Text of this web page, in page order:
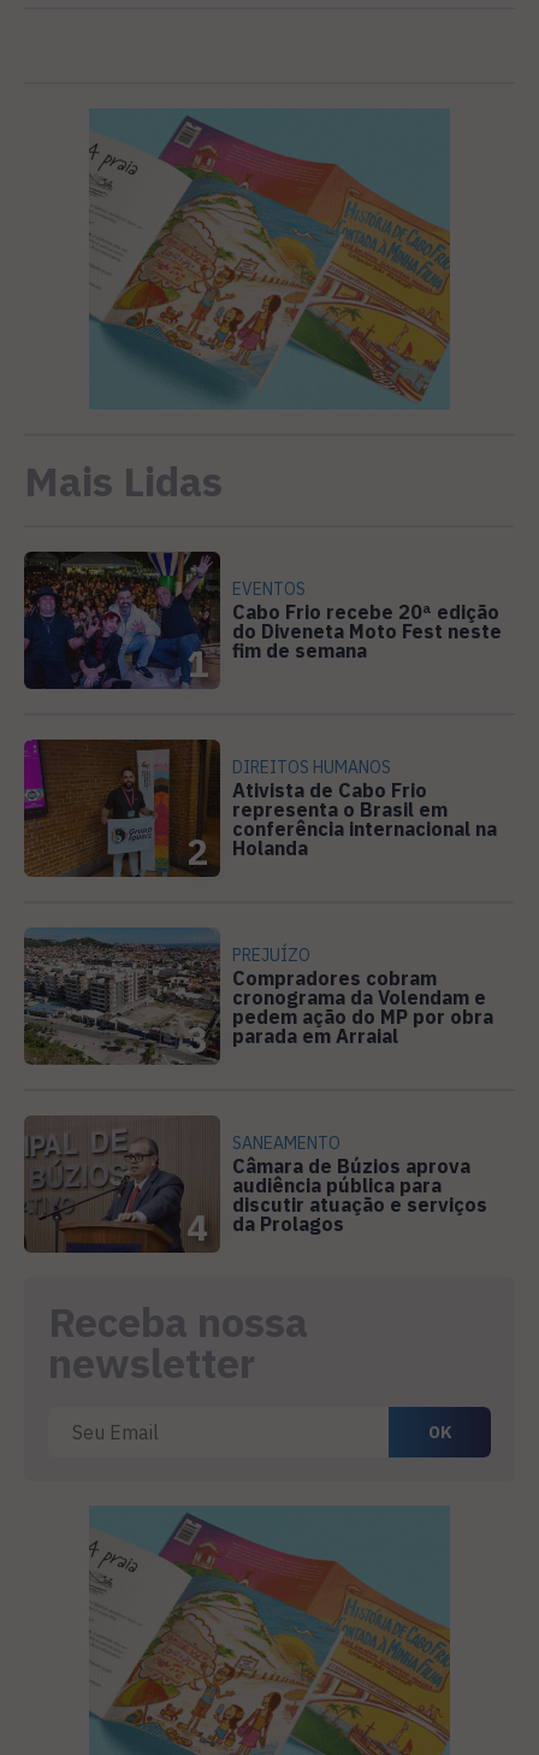
Mais Lidas
1
EVENTOS
Cabo Frio recebe 20ª edição
do Diveneta Moto Fest neste
fim de semana
2
DIREITOS HUMANOS
Ativista de Cabo Frio
representa o Brasil em
conferência internacional na
Holanda
3
PREJUÍZO
Compradores cobram
cronograma da Volendam e
pedem ação do MP por obra
parada em Arraial
4
SANEAMENTO
Câmara de Búzios aprova
audiência pública para
discutir atuação e serviços
da Prolagos
Receba nossa
newsletter